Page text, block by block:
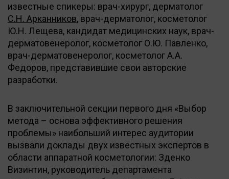
известные спикеры: врач-хирург, дерматолог
С.Н. Арканников, врач-дерматолог, косметолог
Ю.Н. Лещева, кандидат медицинских наук, врач-
дерматовенеролог, косметолог О.Ю. Павленко,
врач-дерматовенеролог, косметолог А.А.
Федоров, представившие свои авторские
разработки.
В заключительной секции первого дня «Выбор
метода – основа эффективного решения
проблемы» наибольший интерес аудитории
вызвали доклады двух известных экспертов в
области аппаратной косметологии: Зденко
Визинтин, руководитель департамента